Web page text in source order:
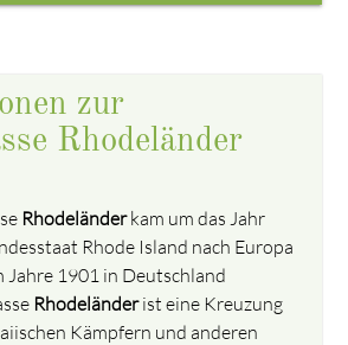
zur
Rhodeländer
Rhodeländerkam um das Jahr
Rhode Island nach Europa
Jahre 1901 in Deutschland
Rhodeländerist eine Kreuzung
Kämpfern und anderen